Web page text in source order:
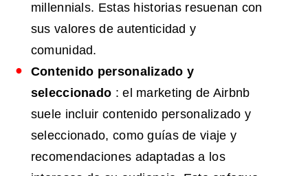
millennials. Estas historias resuenan con
sus valores de autenticidad y
comunidad.
Contenido personalizado y
seleccionado : el marketing de Airbnb
suele incluir contenido personalizado y
seleccionado, como guías de viaje y
recomendaciones adaptadas a los